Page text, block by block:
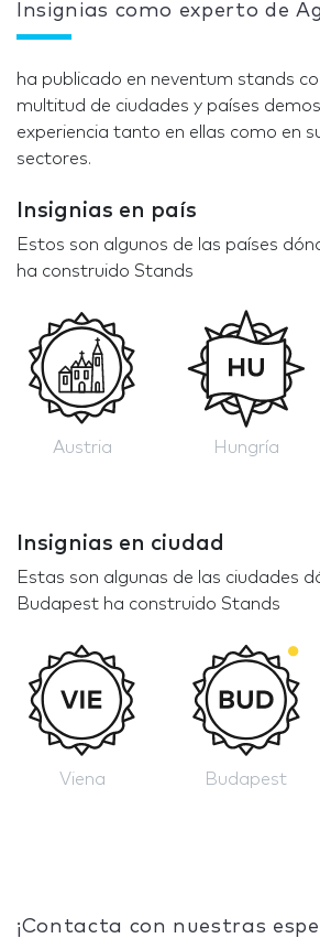
Insignias como experto de
ha publicado en neventum stands
multitud de ciudades y países
experiencia tanto en ellas como en
sectores.
Insignias en país
Estos son algunos de las países
ha construido Stands
Austria Hungría
Insignias en ciudad
Estas son algunas de las ciudades
Budapest ha construido Stands
Viena Budapest
¡Contacta con nuestras